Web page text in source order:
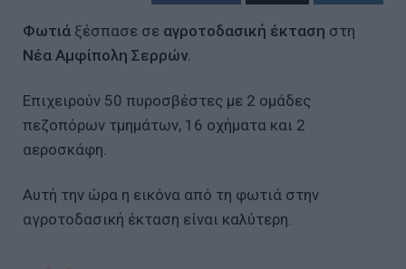
Φωτιά ξέσπασε σε αγροτοδασική έκταση στη
Νέα Αμφίπολη Σερρών.
Επιχειρούν 50 πυροσβέστες με 2 ομάδες
πεζοπόρων τμημάτων, 16 οχήματα και 2
αεροσκάφη.
Αυτή την ώρα η εικόνα από τη φωτιά στην
αγροτοδασική έκταση είναι καλύτερη.